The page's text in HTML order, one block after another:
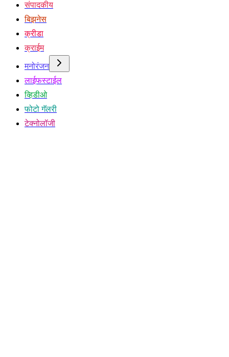
संपादकीय
बिझनेस
क्रीडा
क्राईम
मनोरंजन
लाईफस्टाईल
व्हिडीओ
फोटो गॅलरी
टेक्नोलॉजी